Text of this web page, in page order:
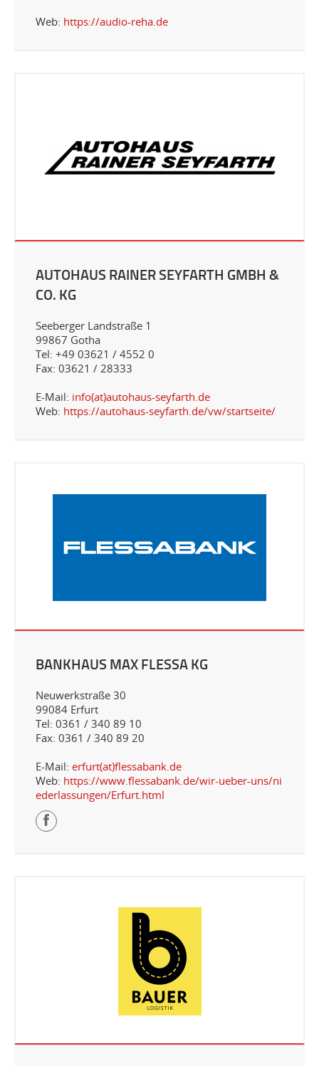
Web: https://audio-reha.de
AUTOHAUS RAINER SEYFARTH GMBH &
CO. KG
Seeberger Landstraße 1
99867 Gotha
Tel: +49 03621 / 4552 0
Fax: 03621 / 28333
E-Mail: info(at)autohaus-seyfarth.de
Web: https://autohaus-seyfarth.de/vw/startseite/
BANKHAUS MAX FLESSA KG
Neuwerkstraße 30
99084 Erfurt
Tel: 0361 / 340 89 10
Fax: 0361 / 340 89 20
E-Mail: erfurt(at)flessabank.de
Web: https://www.flessabank.de/wir-ueber-uns/ni
ederlassungen/Erfurt.html